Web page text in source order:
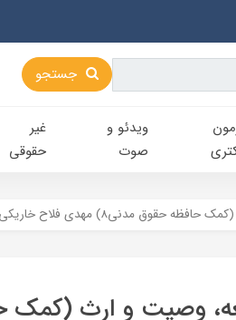
جستجو
ویدئو و
صوت
غیر
حقوقی
حقوق مدنی8) مهدی فلاح خاریکی